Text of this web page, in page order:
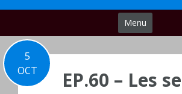
Menu
5
OCT
EP.60 – Les